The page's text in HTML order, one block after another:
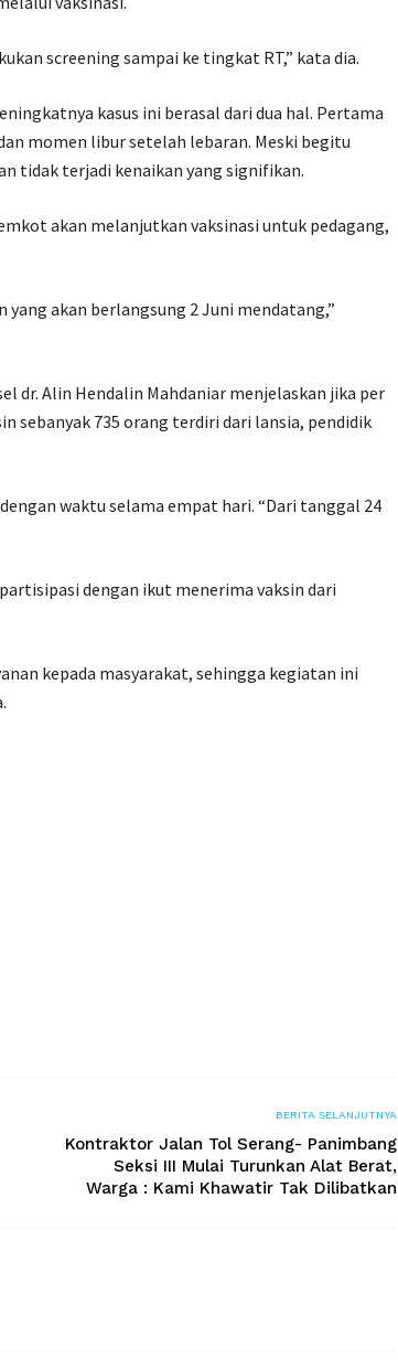
screening sampai ke tingkat RT,” kata dia.
kasus ini berasal dari dua hal. Pertama
momen libur setelah lebaran. Meski begitu
tidak terjadi kenaikan yang signifikan.
akan melanjutkan vaksinasi untuk pedagang,
akan berlangsung 2 Juni mendatang,”
dr. Alin Hendalin Mahdaniar menjelaskan jika per
sebanyak 735 orang terdiri dari lansia, pendidik
waktu selama empat hari. “Dari tanggal 24
dengan ikut menerima vaksin dari
kepada masyarakat, sehingga kegiatan ini
BERITA SELANJUTNYA
Kontraktor Jalan Tol Serang- Panimbang
Seksi III Mulai Turunkan Alat Berat,
Warga : Kami Khawatir Tak Dilibatkan